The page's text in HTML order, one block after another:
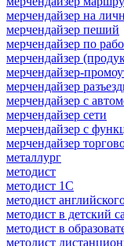
мерчендайзер на
мерчендайзер пеший
мерчендайзер по
мерчендайзер
мерчендайзер-
мерчендайзер
мерчендайзер с
мерчендайзер сети
мерчендайзер с
мерчендайзер
металлург
методист
методист 1С
методист
методист в детский
методист в
методист